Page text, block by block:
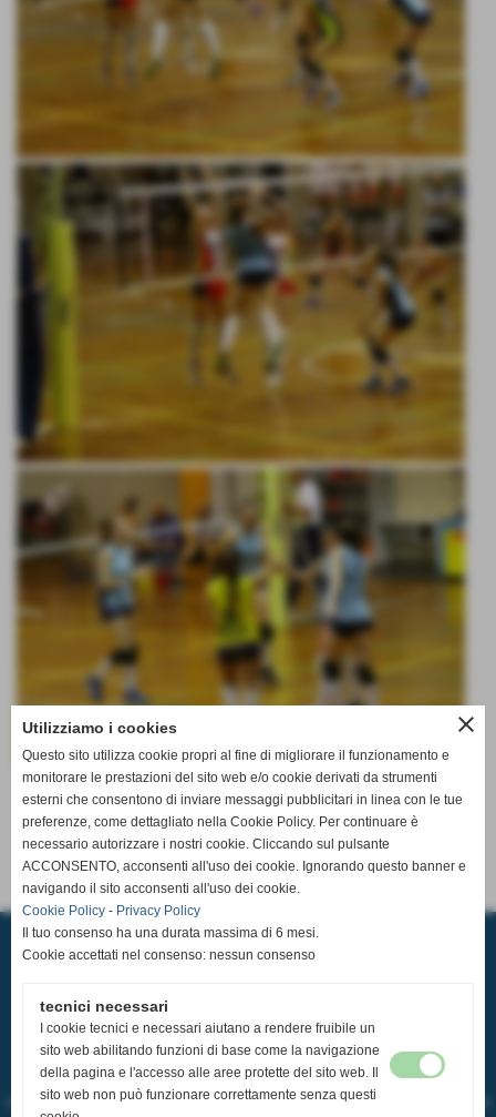
Invia
Via Tosco Romagnola,2480, 56023 - Cascina (Pisa)
P.I. 02185350507 C.F 93084600506
email:
ufficio stampa: ufficiostampa@pallavolocasciavola.it -352 0071268
Tutti i diritti sono riservati e soggetti a copyright.
L'utilizzo delle immagini deve essere esplicitamente richiesto a:
ufficiostampa@pallavolocasciavola.itche deve rilasciare il consenso scritto all'uso
close
Utilizziamo i cookies
Questo sito utilizza cookie propri al fine di migliorare il funzionamento e
monitorare le prestazioni del sito web e/o cookie derivati da strumenti
esterni che consentono di inviare messaggi pubblicitari in linea con le tue
preferenze, come dettagliato nella Cookie Policy. Per continuare è
necessario autorizzare i nostri cookie. Cliccando sul pulsante
ACCONSENTO, acconsenti all'uso dei cookie. Ignorando questo banner e
navigando il sito acconsenti all'uso dei cookie.
Cookie Policy - Privacy Policy
Il tuo consenso ha una durata massima di 6 mesi.
Cookie accettati nel consenso: nessun consenso
tecnici necessari
I cookie tecnici e necessari aiutano a rendere fruibile un
sito web abilitando funzioni di base come la navigazione
della pagina e l'accesso alle aree protette del sito web. Il
sito web non può funzionare correttamente senza questi